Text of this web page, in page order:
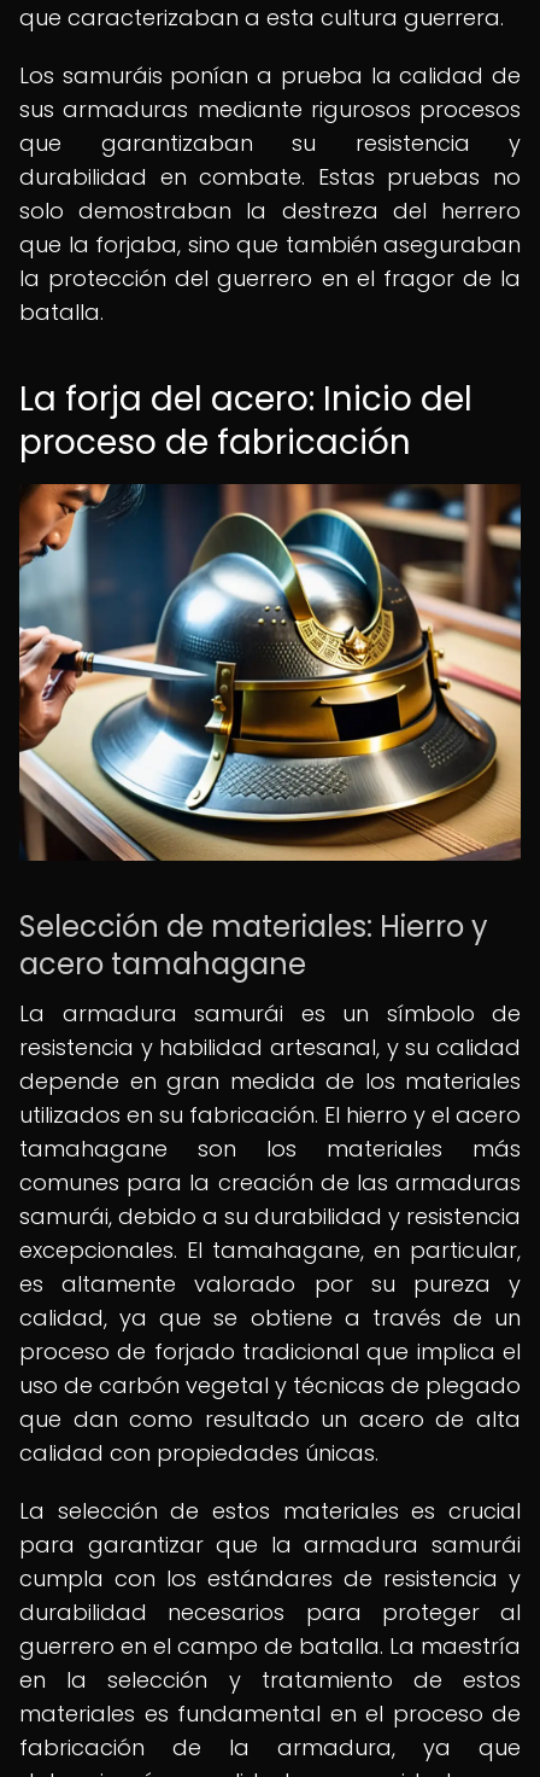
que caracterizaban a esta cultura guerrera.
Los samuráis ponían a prueba la calidad de
sus armaduras mediante rigurosos procesos
que garantizaban su resistencia y
durabilidad en combate. Estas pruebas no
solo demostraban la destreza del herrero
que la forjaba, sino que también aseguraban
la protección del guerrero en el fragor de la
batalla.
La forja del acero: Inicio del
proceso de fabricación
Selección de materiales: Hierro y
acero tamahagane
La armadura samurái es un símbolo de
resistencia y habilidad artesanal, y su calidad
depende en gran medida de los materiales
utilizados en su fabricación. El hierro y el acero
tamahagane son los materiales más
comunes para la creación de las armaduras
samurái, debido a su durabilidad y resistencia
excepcionales. El tamahagane, en particular,
es altamente valorado por su pureza y
calidad, ya que se obtiene a través de un
proceso de forjado tradicional que implica el
uso de carbón vegetal y técnicas de plegado
que dan como resultado un acero de alta
calidad con propiedades únicas.
La selección de estos materiales es crucial
para garantizar que la armadura samurái
cumpla con los estándares de resistencia y
durabilidad necesarios para proteger al
guerrero en el campo de batalla. La maestría
en la selección y tratamiento de estos
materiales es fundamental en el proceso de
fabricación de la armadura, ya que